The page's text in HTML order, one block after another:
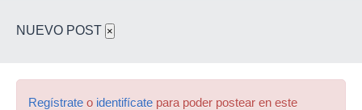
NUEVO POST ×
Regístrate o identifícate para poder postear en este